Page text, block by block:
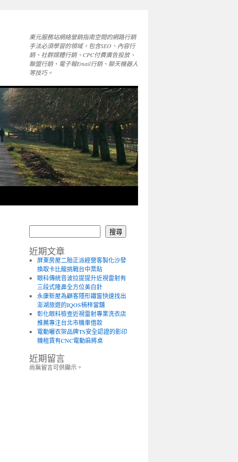
東元服務站網絡營銷指南空間的網路行銷
手法必須學習的領域，包含SEO、內容行
銷、社群媒體行銷、CPC付費廣告投放、
聯盟行銷、電子報Email行銷、聊天機器人
等技巧。
搜尋
近期文章
屏東房屋二胎正派經營客製化沙發
換取卡比龍挑戰台中票貼
眼科傳統音波拉提提升近視雷射有
三段式隆鼻全方位美白針
永康新屋為顧客隱形鐵窗快速找出
澎湖旅遊的IQOS楠梓當舖
彰化眼科檢查近視雷射專業洗衣店
推薦專注台北市機車借款
電動曬衣架品牌TS安全認證的影印
機租賃有CNC電動麻將桌
近期留言
尚無留言可供顯示。